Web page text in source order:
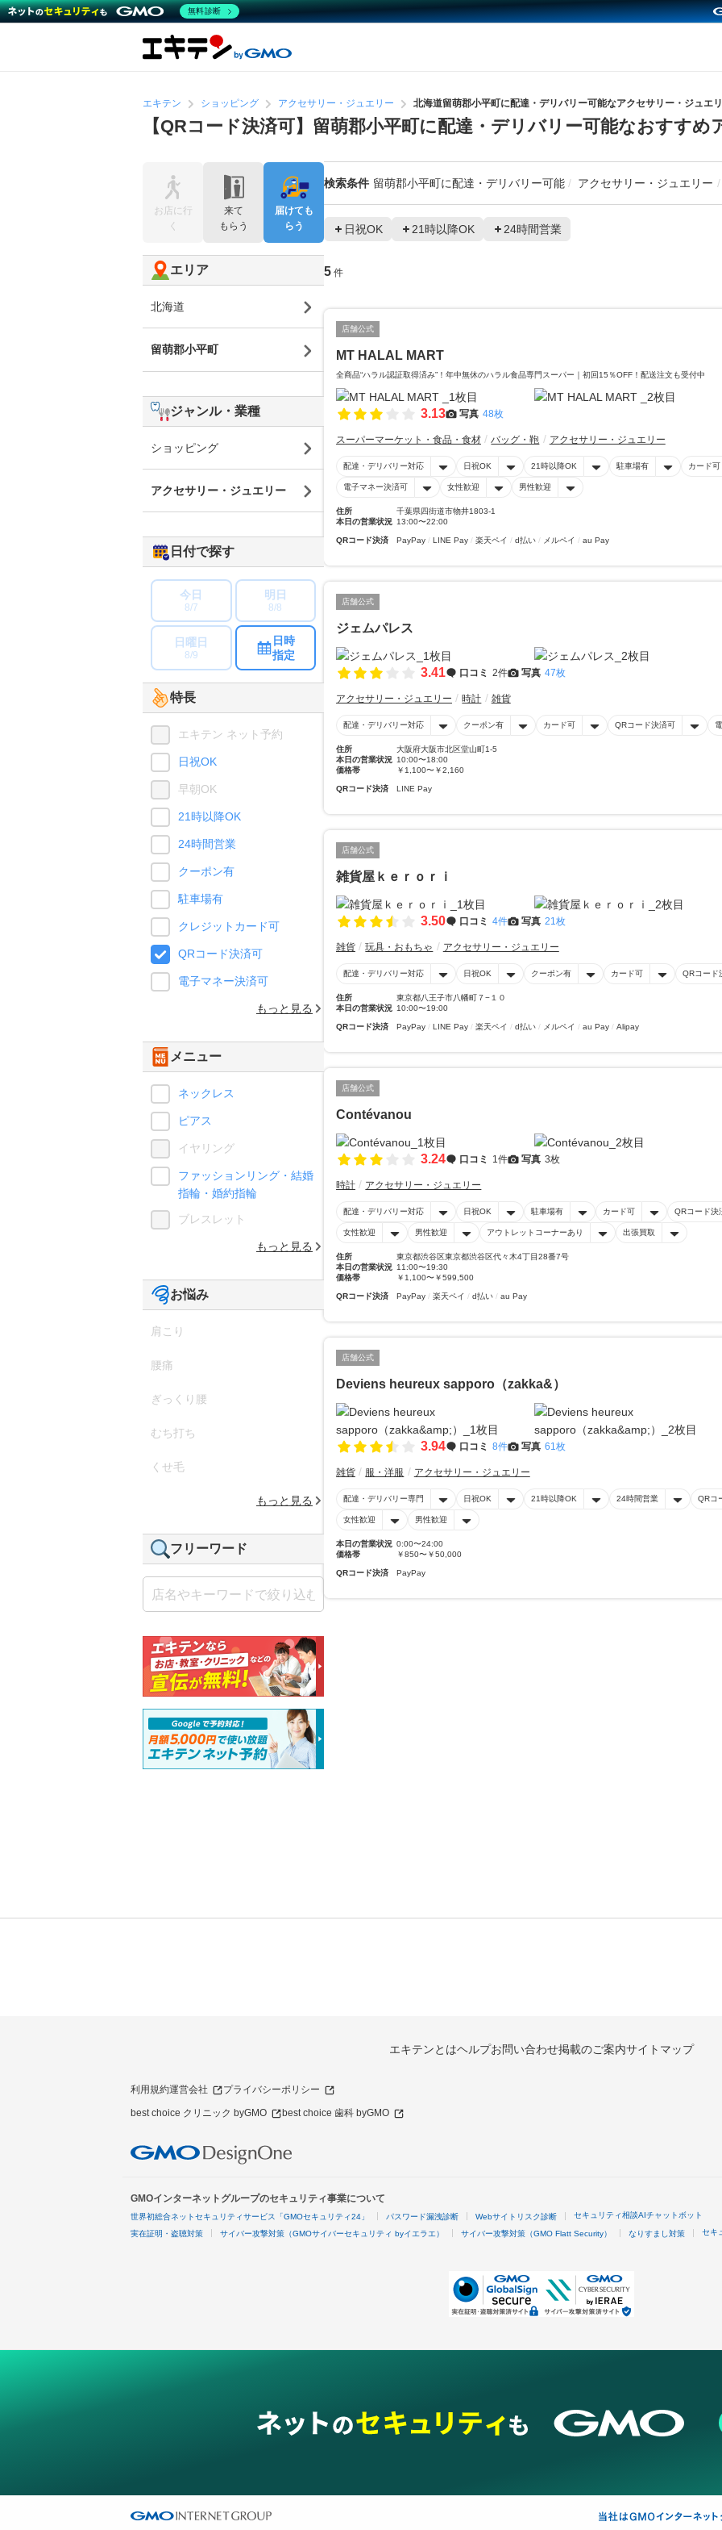
エキテン ショッピング アクセサリー・ジュエリー 北海道留萌郡小平町に配達・デリバリー可能なアクセサリー・ジュエ
【QRコード決済可】留萌郡小平町に配達・デリバリー可能なおすす
検索条件 留萌郡小平町に配達・デリバリー可能 アクセサリー・ジュエリー
日祝OK 21時以降OK 24時間営業
5 件
店舗公式
MT HALAL MART
全商品“ハラル認証取得済み”！年中無休のハラル食品専門スーパー｜初回15％OFF！配送注文も受付中
3.13 写真 48枚
スーパーマーケット・食品・食材 バッグ・鞄 アクセサリー・ジュエリー
配達・デリバリー対応 日祝OK 21時以降OK 駐車場有 カード可
電子マネー決済可 女性歓迎 男性歓迎
住所
千葉県四街道市物井1803-1
本日の営業状況 13:00〜22:00
QRコード決済 PayPay LINE Pay 楽天ペイ d払い メルペイ au Pay
店舗公式
ジェムパレス
3.41 口コミ 2件 写真 47枚
アクセサリー・ジュエリー 時計 雑貨
配達・デリバリー対応 クーポン有 カード可 QRコード決済可
住所
大阪府大阪市北区堂山町1-5
本日の営業状況 10:00〜18:00
価格帯
￥1,100〜￥2,160
QRコード決済 LINE Pay
店舗公式
雑貨屋ｋｅｒｏｒｉ
3.50 口コミ 4件 写真 21枚
雑貨 玩具・おもちゃ アクセサリー・ジュエリー
配達・デリバリー対応 日祝OK クーポン有 カード可 QRコード
住所
東京都八王子市八幡町７−１０
本日の営業状況 10:00〜19:00
QRコード決済 PayPay LINE Pay 楽天ペイ d払い メルペイ au Pay Alipay
店舗公式
Contévanou
3.24 口コミ 1件 写真 3枚
時計 アクセサリー・ジュエリー
配達・デリバリー対応 日祝OK 駐車場有 カード可 QRコード決
女性歓迎 男性歓迎 アウトレットコーナーあり 出張買取
住所
東京都渋谷区東京都渋谷区代々木4丁目28番7号
本日の営業状況 11:00〜19:30
価格帯
￥1,100〜￥599,500
QRコード決済 PayPay 楽天ペイ d払い au Pay
店舗公式
Deviens heureux sapporo（zakka&）
3.94 口コミ 8件 写真 61枚
雑貨 服・洋服 アクセサリー・ジュエリー
配達・デリバリー専門 日祝OK 21時以降OK 24時間営業 QRコ
女性歓迎 男性歓迎
本日の営業状況 0:00〜24:00
価格帯
￥850〜￥50,000
QRコード決済 PayPay
お店に行
く
来て
もらう
届けても
らう
エリア
北海道
留萌郡小平町
ジャンル・業種
ショッピング
アクセサリー・ジュエリー
日付で探す
今日
8/7
明日
8/8
日曜日
8/9
日時
指定
特長
エキテン ネット予約
日祝OK
早朝OK
21時以降OK
24時間営業
クーポン有
駐車場有
クレジットカード可
QRコード決済可
電子マネー決済可
もっと見る
メニュー
ネックレス
ピアス
イヤリング
ファッションリング・結婚
指輪・婚約指輪
ブレスレット
もっと見る
お悩み
肩こり
腰痛
ぎっくり腰
むち打ち
くせ毛
もっと見る
フリーワード
エキテンとはヘルプお問い合わせ掲載のご案内サイトマップ
利用規約運営会社 プライバシーポリシー
best choice クリニック byGMO best choice 歯科 byGMO
GMOインターネットグループのセキュリティ事業について
世界初総合ネットセキュリティサービス「GMOセキュリティ24」 パスワード漏洩診断 Webサイトリスク診断 セキュリティ相談AIチャットボット
実在証明・盗聴対策 サイバー攻撃対策（GMOサイバーセキュリティ byイエラエ） サイバー攻撃対策（GMO Flatt Security） なりすまし対策 セキ
無料診断